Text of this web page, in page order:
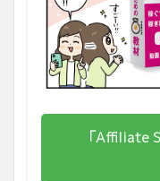
「Affiliate